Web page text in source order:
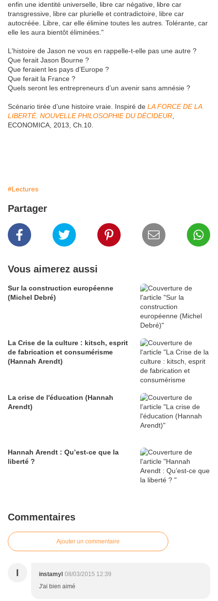
enfin une identité universelle, libre car négative, libre car
transgressive, libre car plurielle et contradictoire, libre car
autocréée. Libre, car elle élimine toutes les autres. Tolérante, car
elle les aura bientôt éliminées."
L'histoire de Jason ne vous en rappelle-t-elle pas une autre ?
Que ferait Jason Bourne ?
Que feraient les pays d’Europe ?
Que ferait la France ?
Quels seront les entrepreneurs d’un avenir sans amnésie ?
Scénario tirée d’une histoire vraie. Inspiré de LA FORCE DE LA
LIBERTÉ. NOUVELLE PHILOSOPHIE DU DÉCIDEUR
ECONOMICA, 2013, Ch.10.
#Lectures
Partager
Vous aimerez aussi
Sur la construction européenne
(Michel Debré)
La Crise de la culture : kitsch, esprit
de fabrication et consumérisme
(Hannah Arendt)
La crise de l'éducation (Hannah
Arendt)
Hannah Arendt : Qu’est-ce que la
liberté ?
Commentaires
Ajouter un commentaire
I instamyl 08/03/2015 12:39
J'ai bien aimé